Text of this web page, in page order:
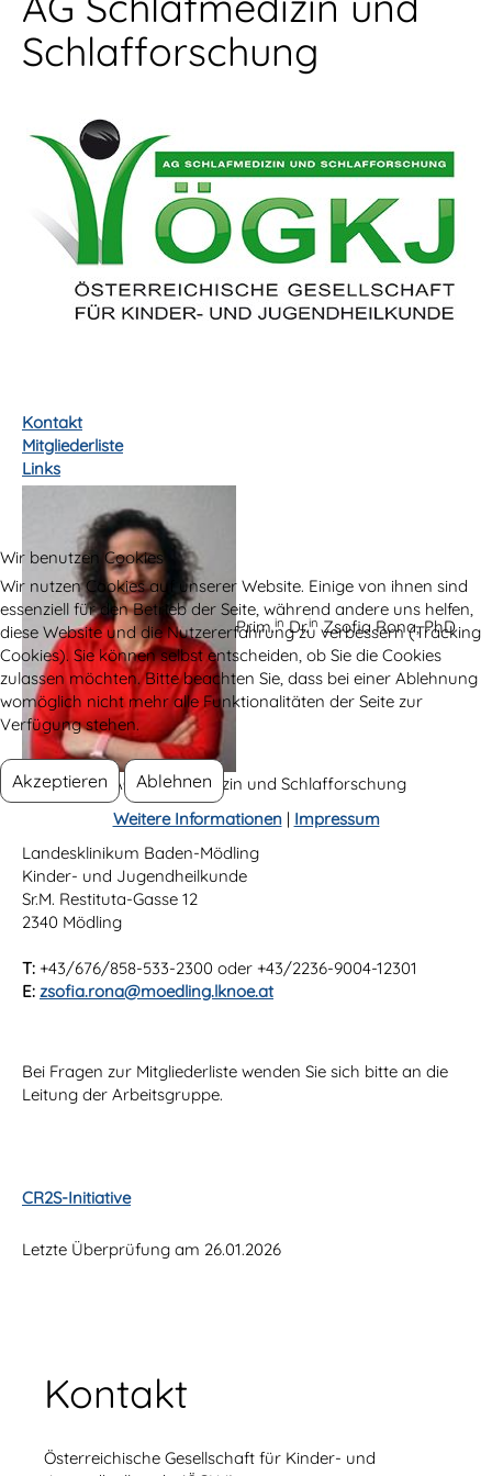
Schlafforschung
Kontakt
Mitgliederliste
Links
Prim.inDr.in Zsofia Rona, PhD
Leitung der AG Schlafmedizin und Schlafforschung
Landesklinikum Baden-Mödling
Kinder- und Jugendheilkunde
Sr.M. Restituta-Gasse 12
2340 Mödling
T: +43/676/858-533-2300 oder +43/2236-9004-12301
E: zsofia.rona@moedling.lknoe.at
Bei Fragen zur Mitgliederliste wenden Sie sich bitte an die
Leitung der Arbeitsgruppe.
CR2S-Initiative
Letzte Überprüfung am 26.01.2026
Kontakt
Österreichische Gesellschaft für Kinder- und
Wir benutzen Cookies
Wir nutzen Cookies auf unserer Website. Einige von ihnen sind
essenziell für den Betrieb der Seite, während andere uns helfen,
diese Website und die Nutzererfahrung zu verbessern (Tracking
Cookies). Sie können selbst entscheiden, ob Sie die Cookies
zulassen möchten. Bitte beachten Sie, dass bei einer Ablehnung
womöglich nicht mehr alle Funktionalitäten der Seite zur
Verfügung stehen.
Akzeptieren Ablehnen
Weitere Informationen| Impressum